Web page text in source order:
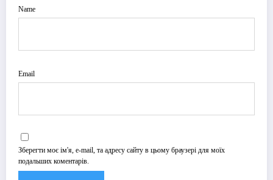
Name
Email
Зберегти моє ім'я, e-mail, та адресу сайту в цьому браузері для моїх
подальших коментарів.